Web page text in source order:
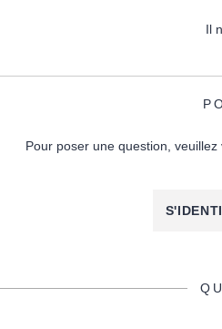
Il
Pour poser une question,